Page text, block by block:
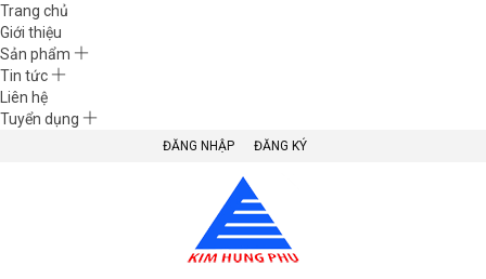
Trang chủ
Giới thiệu
Sản phẩm
Tin tức
Liên hệ
Tuyển dụng
ĐĂNG NHẬP ĐĂNG KÝ